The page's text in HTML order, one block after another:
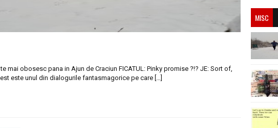
mai obosesc pana in Ajun de Craciun FICATUL: Pinky promise ?!? JE: Sort of,
este unul din dialogurile fantasmagorice pe care […]
MISC